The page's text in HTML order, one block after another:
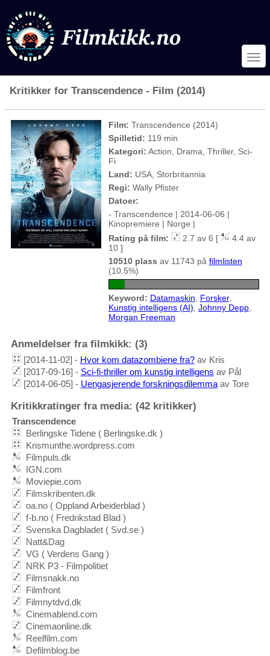
Kritikker for Transcendence - Film (2014)
Film: Transcendence (2014)
Spilletid: 119 min
Kategori: Action, Drama, Thriller, Sci-
Fi
Land: USA, Storbritannia
Regi: Wally Pfister
Datoer:
- Transcendence | 2014-06-06 |
Kinopremiere | Norge |
Rating på film:
2.7 av 6 [
4.4 av
10 ]
10510 plass av 11743 på filmlisten
(10.5%)
Keyword: Datamaskin Forsker,
Kunstig intelligens (AI) Johnny Depp,
Morgan Freeman
Anmeldelser fra filmkikk: (3)
[2014-11-02] - Hvor kom datazombiene fra?av Kris
[2017-09-16] - Sci-fi-thriller om kunstig intelligens av Pål
[2014-06-05] - Uengasjerende forskningsdilemmaav Tore
Kritikkratinger fra media: (42 kritikker)
Transcendence
Berlingske Tidene ( Berlingske.dk )
Krismunthe.wordpress.com
Filmpuls.dk
IGN.com
Moviepie.com
Filmskribenten.dk
oa.no ( Oppland Arbeiderblad )
f-b.no ( Fredrikstad Blad )
Svenska Dagbladet ( Svd.se )
Natt&Dag
VG ( Verdens Gang )
NRK P3 - Filmpolitiet
Filmsnakk.no
Filmfront
Filmnytdvd.dk
Cinemablend.com
Cinemaonline.dk
Reelfilm.com
Defilmblog.be